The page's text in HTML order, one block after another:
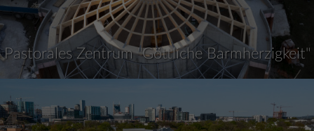
Pastorales Zentrum "Göttliche Barmherzigkeit"